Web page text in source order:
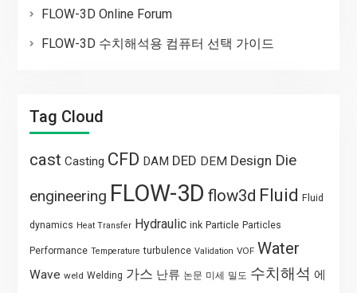
FLOW-3D Online Forum
FLOW-3D 수치해석용 컴퓨터 선택 가이드
Tag Cloud
cast Casting CFD DAM DED DEM Design Die
engineering FLOW-3D flow3d Fluid Fluid
dynamics Heat Transfer Hydraulic ink Particle Particles
Performance Temperature turbulence Validation VOF Water
Wave weld Welding 가스 난류 논문 미세 밀도 수치해석 에